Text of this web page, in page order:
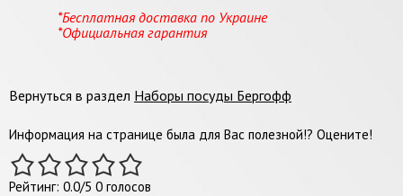
*Бесплатная доставка по Украине
*Официальная гарантия
Вернуться в раздел Наборы посуды Бергофф
Информация на странице была для Вас полезной!? Оцените!
Рейтинг: 0.0/5 0 голосов